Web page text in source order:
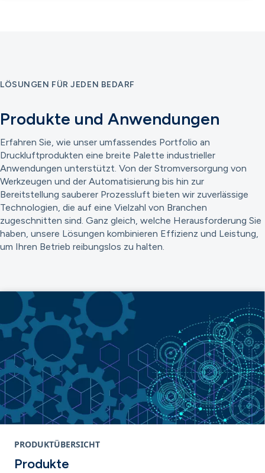
LÖSUNGEN FÜR JEDEN BEDARF
Produkte und Anwendungen
Erfahren Sie, wie unser umfassendes Portfolio an
Druckluftprodukten eine breite Palette industrieller
Anwendungen unterstützt. Von der Stromversorgung von
Werkzeugen und der Automatisierung bis hin zur
Bereitstellung sauberer Prozessluft bieten wir zuverlässige
Technologien, die auf eine Vielzahl von Branchen
zugeschnitten sind. Ganz gleich, welche Herausforderung Sie
haben, unsere Lösungen kombinieren Effizienz und Leistung,
um Ihren Betrieb reibungslos zu halten.
PRODUKTÜBERSICHT
Produkte